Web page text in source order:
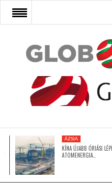
FŐOLDAL
AFRIKA
ÁZSIA
ÁZSIA
KÍNA ÚJABB ÓRIÁSI
ATOMENERGIA…